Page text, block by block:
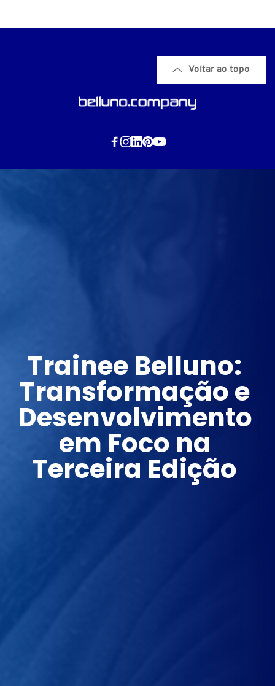
Voltar ao topo
Trainee Belluno:
Transformação e
Desenvolvimento
em Foco na
Terceira Edição